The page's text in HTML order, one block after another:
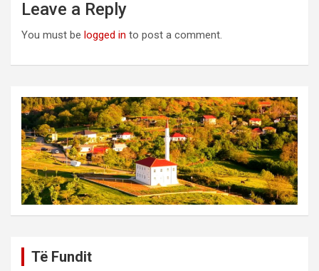
Leave a Reply
You must be logged in to post a comment.
Të Fundit